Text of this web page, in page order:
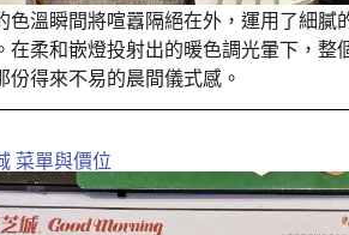
色溫瞬間將喧囂隔絕在外，運用了細
在柔和嵌燈投射出的暖色調光暈下，
份得來不易的晨間儀式感。
菜單與價位